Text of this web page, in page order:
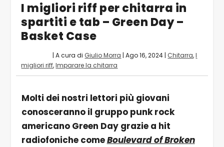
I migliori riff per chitarra in
spartiti e tab – Green Day –
Basket Case
| A cura di Giulio Morra |Ago 16, 2024 | Chitarra,I
migliori riff,Imparare la chitarra
Molti dei nostri lettori più giovani
conosceranno il gruppo punk rock
americano Green Day grazie a hit
radiofoniche comeBoulevard of Broken